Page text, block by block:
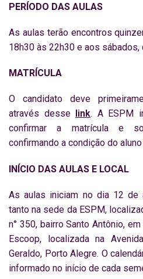
PERÍODO DAS AULAS
As aulas terão encontros
18h30 às 22h30 e aos sábados,
MATRÍCULA
O candidato deve
através desse
link. A ESPM
confirmar a matrícula e
confirmando a condição do
INÍCIO DAS AULAS E LOCAL
As aulas iniciam no dia 12 de
tanto na sede da ESPM,
n° 350, bairro Santo Antônio,
Escoop, localizada na
Geraldo, Porto Alegre. O
informado no início de cada